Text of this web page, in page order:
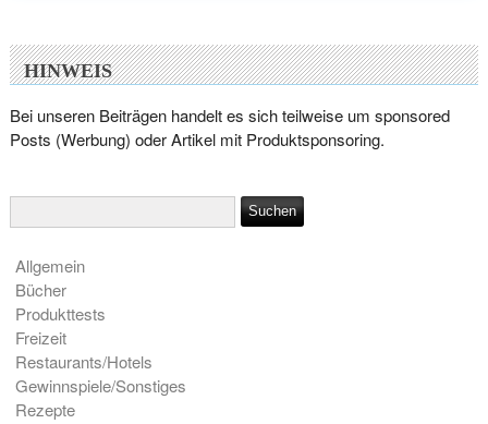
HINWEIS
Bei unseren Beiträgen handelt es sich teilweise um sponsored
Posts (Werbung) oder Artikel mit Produktsponsoring.
Allgemein
Bücher
Produkttests
Freizeit
Restaurants/Hotels
Gewinnspiele/Sonstiges
Rezepte